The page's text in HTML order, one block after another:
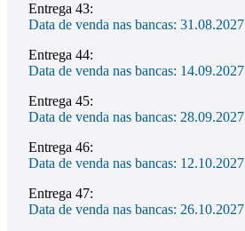
Entrega 43:
Data de venda nas bancas: 31.08.2027
Entrega 44:
Data de venda nas bancas: 14.09.2027
Entrega 45:
Data de venda nas bancas: 28.09.2027
Entrega 46:
Data de venda nas bancas: 12.10.2027
Entrega 47:
Data de venda nas bancas: 26.10.2027